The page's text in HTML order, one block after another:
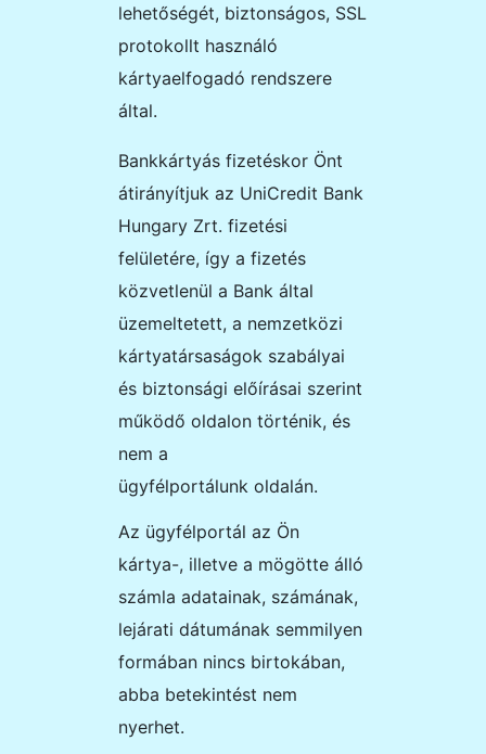
lehetőségét, biztonságos, SSL
protokollt használó
kártyaelfogadó rendszere
által.
Bankkártyás fizetéskor Önt
átirányítjuk az UniCredit Bank
Hungary Zrt. fizetési
felületére, így a fizetés
közvetlenül a Bank által
üzemeltetett, a nemzetközi
kártyatársaságok szabályai
és biztonsági előírásai szerint
működő oldalon történik, és
nem a
ügyfélportálunk oldalán.
Az ügyfélportál az Ön
kártya-, illetve a mögötte álló
számla adatainak, számának,
lejárati dátumának semmilyen
formában nincs birtokában,
abba betekintést nem
nyerhet.